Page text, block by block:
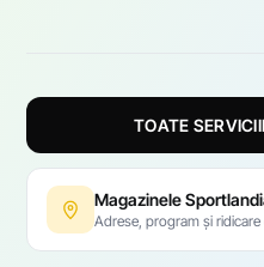
TOATE
Magazinele
Adrese, program și ridicare